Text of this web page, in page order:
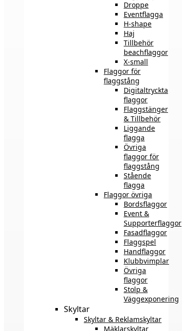
Droppe
Eventflagga
H-shape
Haj
Tillbehör
beachflaggor
X-small
Flaggor för
flaggstång
Digitaltryckta
flaggor
Flaggstänger
& Tillbehör
Liggande
flagga
Övriga
flaggor för
flaggstång
Stående
flagga
Flaggor övriga
Bordsflaggor
Event &
Supporterflaggor
Fasadflaggor
Flaggspel
Handflaggor
Klubbvimplar
Övriga
flaggor
Stolp &
Väggexponering
Skyltar
Skyltar & Reklamskyltar
Mäklarskyltar